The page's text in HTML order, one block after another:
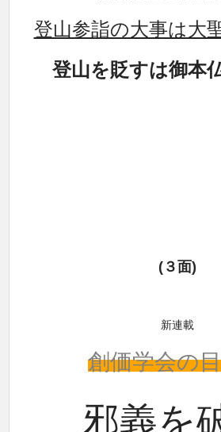
登山参詣の大事は大
登山を貶すは御本
(３面)
新連載
創価学会の
邪義を